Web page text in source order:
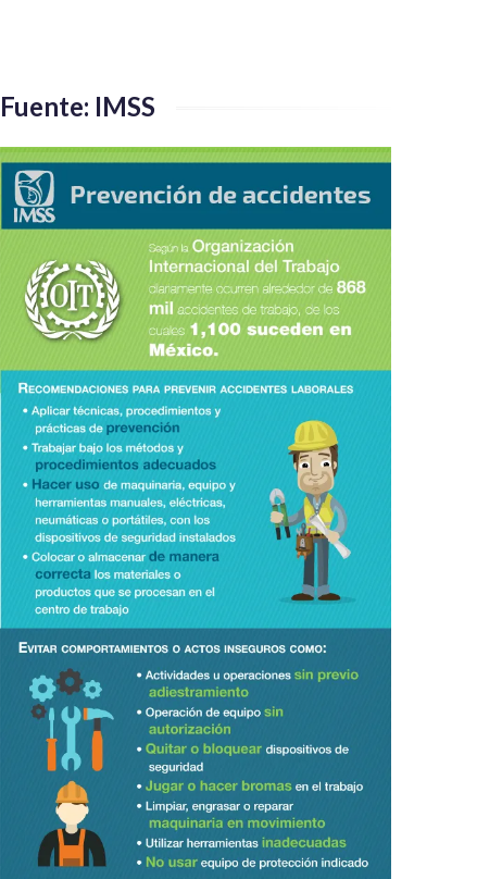
Fuente: IMSS